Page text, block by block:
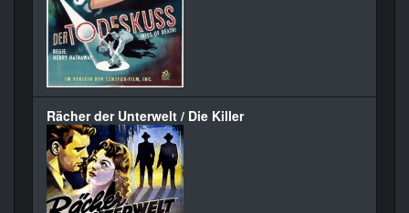
Rächer der Unterwelt / Die Killer